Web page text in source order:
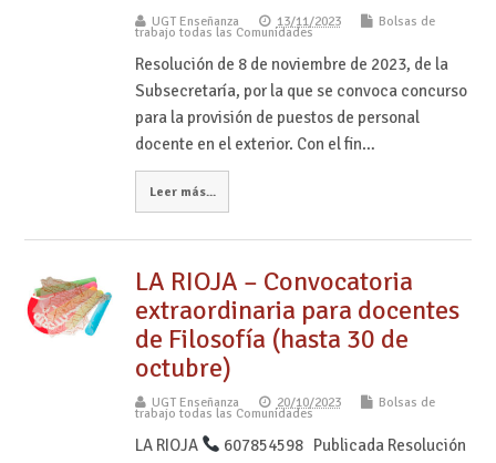
UGT Enseñanza 13/11/2023 Bolsas de
trabajo todas las Comunidades
Resolución de 8 de noviembre de 2023, de la
Subsecretaría, por la que se convoca concurso
para la provisión de puestos de personal
docente en el exterior. Con el fin…
Leer más...
LA RIOJA – Convocatoria
extraordinaria para docentes
de Filosofía (hasta 30 de
octubre)
UGT Enseñanza 20/10/2023 Bolsas de
trabajo todas las Comunidades
LA RIOJA
607854598 Publicada Resolución